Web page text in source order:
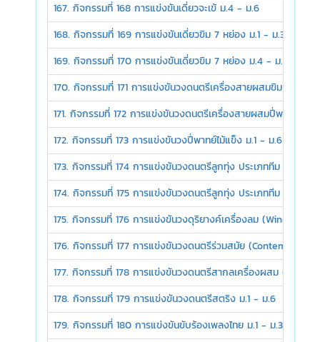
167. กิจกรรมที่ 168 การแข่งขันเดี่ยวจะเข้ ม.4 - ม.6
168. กิจกรรมที่ 169 การแข่งขันเดี่ยวขิม 7 หย่อง ม.1 - ม.3
169. กิจกรรมที่ 170 การแข่งขันเดี่ยวขิม 7 หย่อง ม.4 - ม.6
170. กิจกรรมที่ 171 การแข่งขันวงดนตรีเครื่องสายผสมขิม ม.1 - ม
171. กิจกรรมที่ 172 การแข่งขันวงดนตรีเครื่องสายผสมปี่พาทย์ไม้น
172. กิจกรรมที่ 173 การแข่งขันวงปี่พาทย์ไม้แข็ง ม.1 - ม.6
173. กิจกรรมที่ 174 การแข่งขันวงดนตรีลูกทุ่ง ประเภททีม ก ม.1 -
174. กิจกรรมที่ 175 การแข่งขันวงดนตรีลูกทุ่ง ประเภททีม ข ม.1 -
175. กิจกรรมที่ 176 การแข่งขันวงดุริยางค์เครื่องลม (Winds) ม.1
176. กิจกรรมที่ 177 การแข่งขันวงดนตรีร่วมสมัย
177. กิจกรรมที่ 178 การแข่งขันวงดนตรีสากลเครื่องผสม
178. กิจกรรมที่ 179 การแข่งขันวงดนตรีสตริง ม.1 - ม.6
179. กิจกรรมที่ 180 การแข่งขันขับร้องเพลงไทย ม.1 - ม.3